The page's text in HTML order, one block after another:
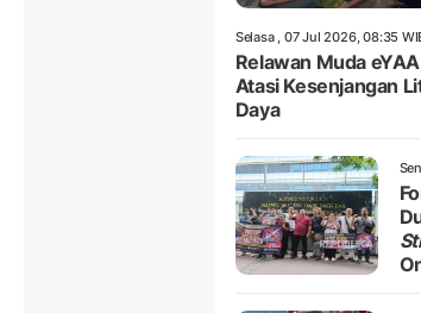
Selasa , 07 Jul 2026, 08:35
Relawan Muda
Atasi Kesenjangan
Daya